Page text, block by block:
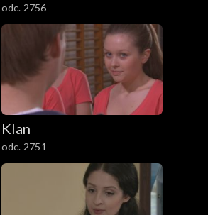
odc. 2756
Klan
odc. 2751